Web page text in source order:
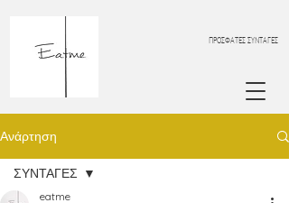
ΠΡΟΣΦΑΤΕΣ ΣΥΝΤΑΓΕΣ
Ανάρτηση
ΣΥΝΤΑΓΕΣ
eatme